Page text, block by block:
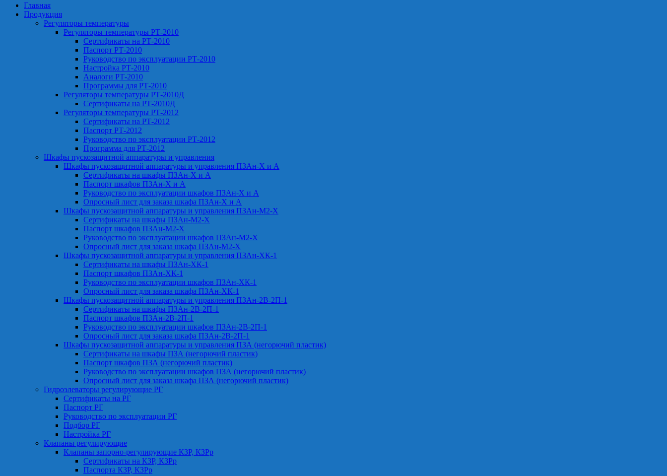
Главная
Продукция
Регуляторы температуры
Регуляторы температуры РТ-2010
Сертификаты на РТ-2010
Паспорт РТ-2010
Руководство по эксплуатации РТ-2010
Настройка РТ-2010
Аналоги РТ-2010
Программы для РТ-2010
Регуляторы температуры РТ-2010Д
Сертификаты на РТ-2010Д
Регуляторы температуры РТ-2012
Сертификаты на РТ-2012
Паспорт РТ-2012
Руководство по эксплуатации РТ-2012
Программа для РТ-2012
Шкафы пускозащитной аппаратуры и управления
Шкафы пускозащитной аппаратуры и управления ПЗАн-Х и А
Сертификаты на шкафы ПЗАн-Х и А
Паспорт шкафов ПЗАн-Х и А
Руководство по эксплуатации шкафов ПЗАн-Х и А
Опросный лист для заказа шкафа ПЗАн-Х и А
Шкафы пускозащитной аппаратуры и управления ПЗАн-М2-Х
Сертификаты на шкафы ПЗАн-М2-Х
Паспорт шкафов ПЗАн-М2-Х
Руководство по эксплуатации шкафов ПЗАн-М2-Х
Опросный лист для заказа шкафа ПЗАн-М2-Х
Шкафы пускозащитной аппаратуры и управления ПЗАн-ХК-1
Сертификаты на шкафы ПЗАн-ХК-1
Паспорт шкафов ПЗАн-ХК-1
Руководство по эксплуатации шкафов ПЗАн-ХК-1
Опросный лист для заказа шкафа ПЗАн-ХК-1
Шкафы пускозащитной аппаратуры и управления ПЗАн-2В-2П-1
Сертификаты на шкафы ПЗАн-2В-2П-1
Паспорт шкафов ПЗАн-2В-2П-1
Руководство по эксплуатации шкафов ПЗАн-2В-2П-1
Опросный лист для заказа шкафа ПЗАн-2В-2П-1
Шкафы пускозащитной аппаратуры и управления ПЗА (негорючий пластик)
Сертификаты на шкафы ПЗА (негорючий пластик)
Паспорт шкафов ПЗА (негорючий пластик)
Руководство по эксплуатации шкафов ПЗА (негорючий пластик)
Опросный лист для заказа шкафа ПЗА (негорючий пластик)
Гидроэлеваторы регулирующие РГ
Сертификаты на РГ
Паспорт РГ
Руководство по эксплуатации РГ
Подбор РГ
Настройка РГ
Клапаны регулирующие
Клапаны запорно-регулирующие КЗР, КЗРр
Сертификаты на КЗР, КЗРр
Паспорта КЗР, КЗРр